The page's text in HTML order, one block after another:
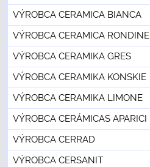
VÝROBCA CERAMICA BIANCA
VÝROBCA CERAMICA RONDINE
VÝROBCA CERAMIKA GRES
VÝROBCA CERAMIKA KONSKIE
VÝROBCA CERAMIKA LIMONE
VÝROBCA CERÁMICAS APARICI
VÝROBCA CERRAD
VÝROBCA CERSANIT